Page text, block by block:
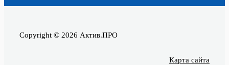
Copyright © 2026 Актив.ПРО
Карта сайта